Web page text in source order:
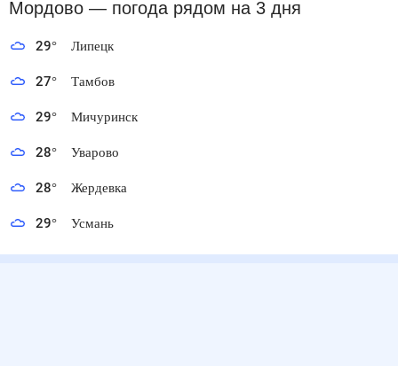
Мордово — погода рядом на 3 дня
29° Липецк
27° Тамбов
29° Мичуринск
28° Уварово
28° Жердевка
29° Усмань